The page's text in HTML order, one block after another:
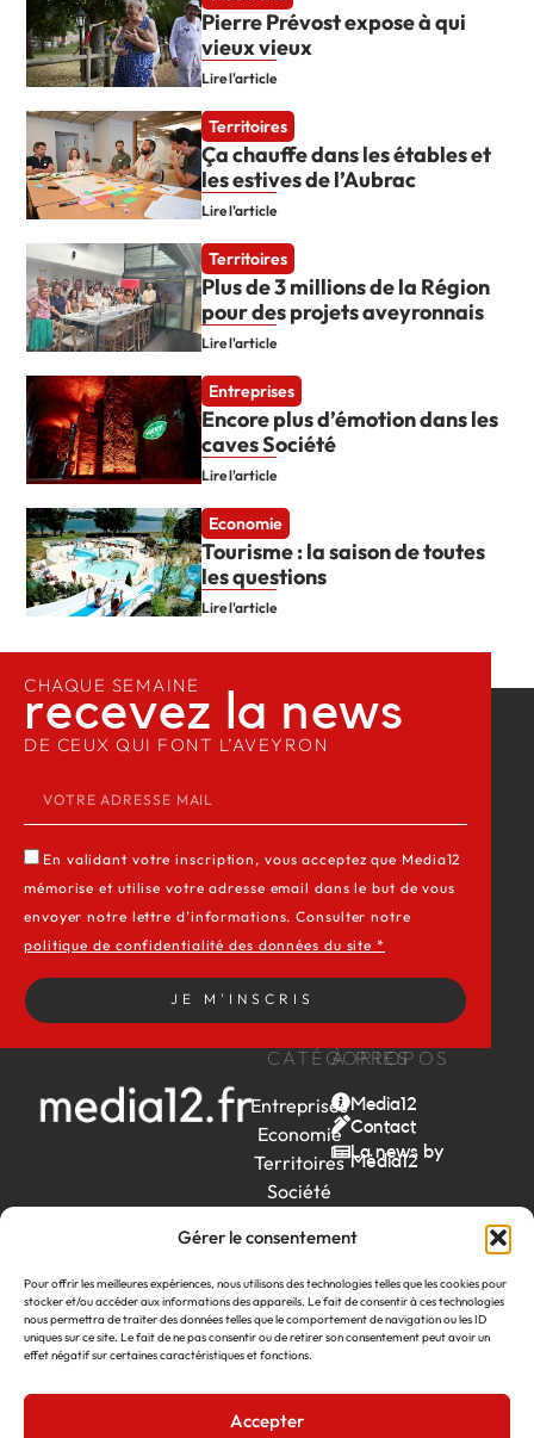
Gérer le consentement
Pour offrir les meilleures expériences, nous utilisons des technologies telles que les cookies pour
stocker et/ou accéder aux informations des appareils. Le fait de consentir à ces technologies
nous permettra de traiter des données telles que le comportement de navigation ou les ID
uniques sur ce site. Le fait de ne pas consentir ou de retirer son consentement peut avoir un
effet négatif sur certaines caractéristiques et fonctions.
Accepter
Pierre Prévost expose à qui
vieux vieux
Lire l'article
Territoires
Ça chauffe dans les étables et
les estives de l’Aubrac
Lire l'article
Territoires
Plus de 3 millions de la Région
pour des projets aveyronnais
Lire l'article
Entreprises
Encore plus d’émotion dans les
caves Société
Lire l'article
Economie
Tourisme : la saison de toutes
les questions
Lire l'article
CATÉGORIES
Entreprises
Economie
Territoires
Société
end
Ambition
by EDF
itw
by
Léa
À PROPOS
Media12
Contact
La news by
Média12
CHAQUE SEMAINE
recevez la news​
DE CEUX QUI FONT L’AVEYRON
En validant votre inscription, vous acceptez que Media12
mémorise et utilise votre adresse email dans le but de vous
envoyer notre lettre d’informations. Consulter notre
politique de confidentialité des données du site *
JE M'INSCRIS